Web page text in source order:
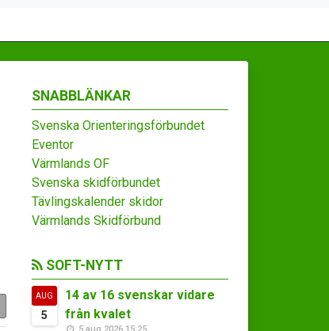
SNABBLÄNKAR
Svenska Orienteringsförbundet
Eventor
Värmlands OF
Svenska skidförbundet
Tävlingskalender skidor
Värmlands Skidförbund
SOFT-NYTT
AUG
5
14 av 16 svenskar vidare
från kvalet